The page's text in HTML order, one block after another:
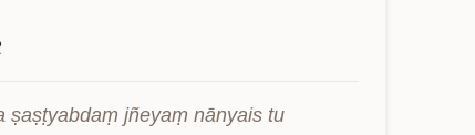
ṣaṣṭyabdaṃ jñeyaṃ nānyais tu